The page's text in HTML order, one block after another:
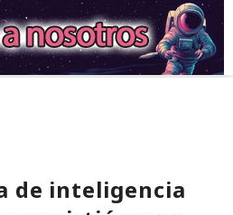
de inteligencia